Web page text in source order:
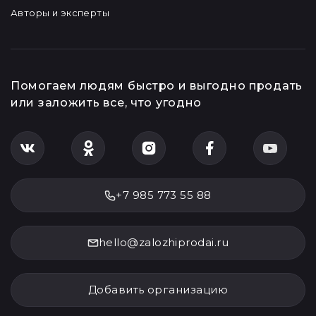
Авторы и эксперты
Помогаем людям быстро и выгодно продать
или заложить все, что угодно
+7 985 773 55 88
hello@zalozhiprodai.ru
Добавить организацию